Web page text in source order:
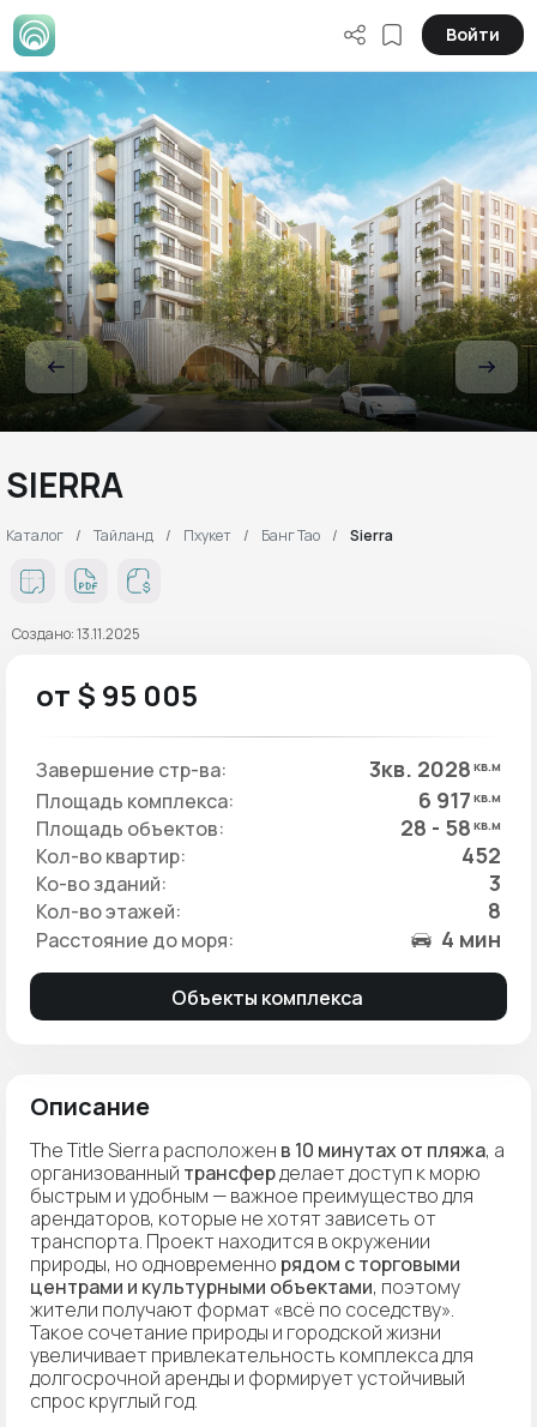
Войти
SIERRA
Каталог Тайланд Пхукет Банг Тао Sierra
Создано: 13.11.2025
Описание
The Title Sierra расположен в 10 минутах от пляжа, а
организованный трансферделает доступ к морю
быстрым и удобным — важное преимущество для
арендаторов, которые не хотят зависеть от
транспорта. Проект находится в окружении
природы, но одновременно рядом с торговыми
центрами и культурными объектами, поэтому
жители получают формат «всё по соседству».
Такое сочетание природы и городской жизни
увеличивает привлекательность комплекса для
долгосрочной аренды и формирует устойчивый
спрос круглый год.
от $ 95 005
Завершение стр-ва: 3кв. 2028 кв.м
Площадь комплекса: 6 917 кв.м
Площадь объектов: 28 - 58 кв.м
Кол-во квартир: 452
Ко-во зданий: 3
Кол-во этажей: 8
Расстояние до моря: 4 мин
Объекты комплекса